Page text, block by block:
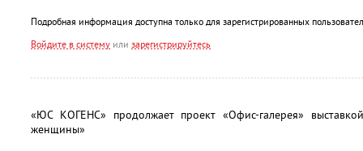
Подробная информация доступна только для зарегистрированных
Войдите в систему или зарегистрируйтесь
«ЮС КОГЕНС» продолжает проект «Офис-галерея»
женщины»